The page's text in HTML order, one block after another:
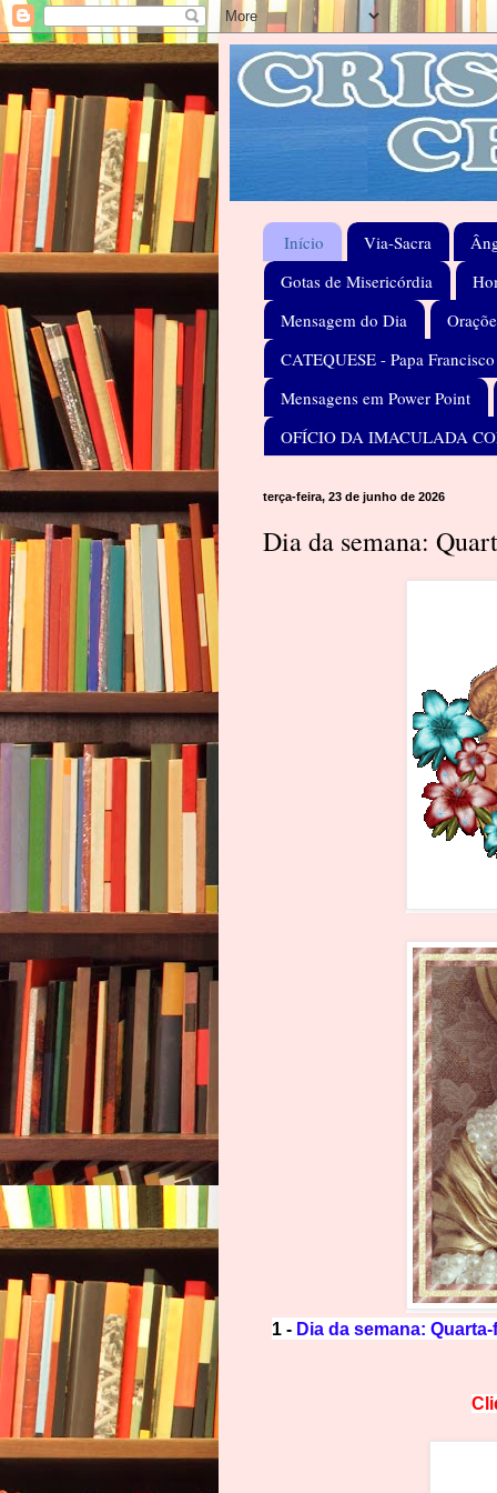
Início Via-Sacra
Gotas de Misericórdia
Mensagem do Dia
CATEQUESE - Papa Francisco
Mensagens em Power Point
OFÍCIO DA IMACULADA
terça-feira, 23 de junho de 2026
Dia da semana:
1 - Dia da semana: